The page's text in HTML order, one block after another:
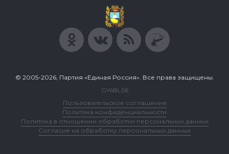
© 2005-2026, Партия «Единая Россия». Все права защищены.
GY48LS6
Пользовательское соглашение
Политика конфиденциальности
Политика в отношении обработки персональных данных
Согласие на обработку персональных данных